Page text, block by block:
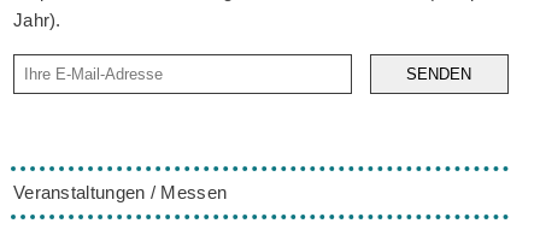
Jahr).
SENDEN
Veranstaltungen / Messen